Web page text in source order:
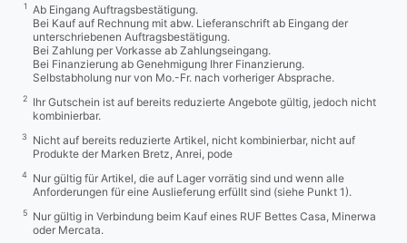
1
Ab Eingang Auftragsbestätigung.
Bei Kauf auf Rechnung mit abw. Lieferanschrift ab Eingang der
unterschriebenen Auftragsbestätigung.
Bei Zahlung per Vorkasse ab Zahlungseingang.
Bei Finanzierung ab Genehmigung Ihrer Finanzierung.
Selbstabholung nur von Mo.-Fr. nach vorheriger Absprache.
2
Ihr Gutschein ist auf bereits reduzierte Angebote gültig, jedoch nicht
kombinierbar.
3
Nicht auf bereits reduzierte Artikel, nicht kombinierbar, nicht auf
Produkte der Marken Bretz, Anrei, pode
4
Nur gültig für Artikel, die auf Lager vorrätig sind und wenn alle
Anforderungen für eine Auslieferung erfüllt sind (siehe Punkt 1).
5
Nur gültig in Verbindung beim Kauf eines RUF Bettes Casa, Minerwa
oder Mercata.